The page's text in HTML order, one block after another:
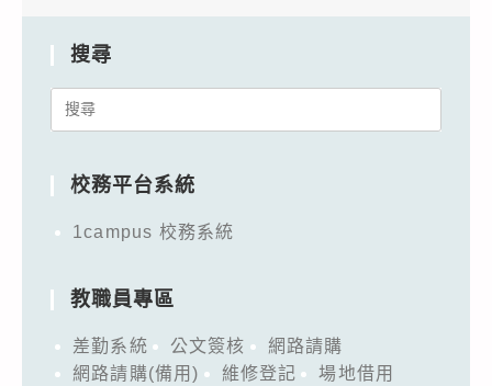
搜尋
Search
校務平台系統
1campus 校務系統
教職員專區
差勤系統 公文簽核
網路請購
網路請購(備用)
維修登記
場地借用